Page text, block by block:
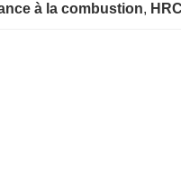
à la combustion,